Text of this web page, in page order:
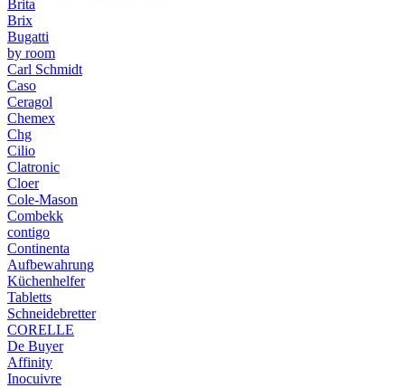
Brita
Brix
Bugatti
by room
Carl Schmidt
Caso
Ceragol
Chemex
Chg
Cilio
Clatronic
Cloer
Cole-Mason
Combekk
contigo
Continenta
Aufbewahrung
Küchenhelfer
Tabletts
Schneidebretter
CORELLE
De Buyer
Affinity
Inocuivre